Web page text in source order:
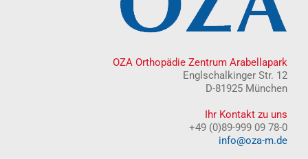
OZA Orthopädie Zentrum Arabellapark
Englschalkinger Str. 12
D-81925 München
Ihr Kontakt zu uns
+49 (0)89-999 09 78-0
info@oza-m.de